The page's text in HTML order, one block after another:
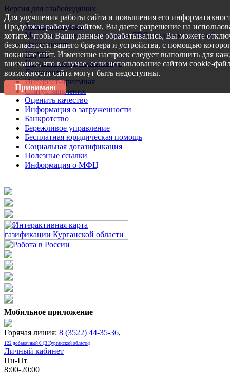
Версия для слабовидящих
Запись на прием
Меры поддержки участникам СВО и членам их семей
Пресс-центр
Услуги
Услуги в электронном виде
Документы
Интернет-приемная
Статус заявления
Оценить качество
Информация о загруженности
Банкротство
Бережливое управление
Бесплатная юридическая помощь
Социальная догазификация
Полезные ссылки
Информация о МФЦ
Мобильное приложение
Горячая линия: 8 (3522) 44-35-36,
122 добавочный 0 (В Курганской области)
Личный кабинет
Пн-Пт
8:00-20:00
Для улучшения работы сайта и повышения его
Продолжая работу с сайтом, Вы даете разрешение на
хотите, чтобы Ваши данные обрабатывались, Вы можете
безопасности вашего браузера и устройства, с помощью
покиньте сайт. Изменение настроек следует выполнить для
внимание, что в случае, если использование сайтом cookie-
возможности сайта могут быть недоступны.
Принимаю